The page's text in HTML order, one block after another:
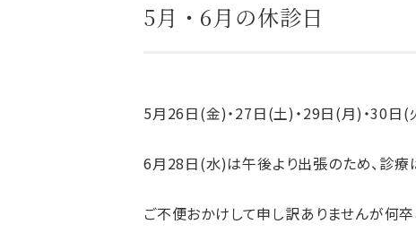
5月・6月の休診日
5月26日(金)・27日(土)・29日(月)・30日(
6月28日(水)は午後より出張のため、診療
ご不便おかけして申し訳ありませんが何